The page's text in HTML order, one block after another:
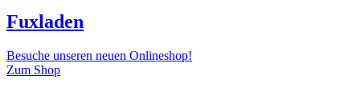
Fuxladen
Besuche unseren neuen Onlineshop!
Zum Shop